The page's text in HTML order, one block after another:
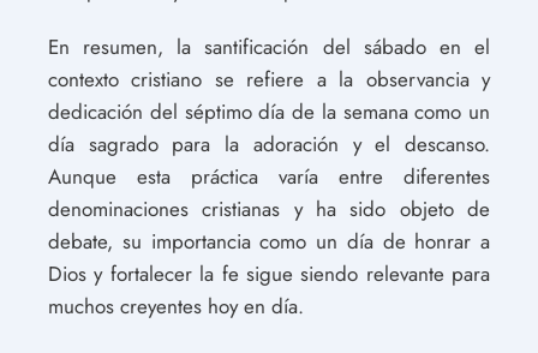
En resumen, la santificación del sábado en el
contexto cristiano se refiere a la observancia y
dedicación del séptimo día de la semana como un
día sagrado para la adoración y el descanso.
Aunque esta práctica varía entre diferentes
denominaciones cristianas y ha sido objeto de
debate, su importancia como un día de honrar a
Dios y fortalecer la fe sigue siendo relevante para
muchos creyentes hoy en día.